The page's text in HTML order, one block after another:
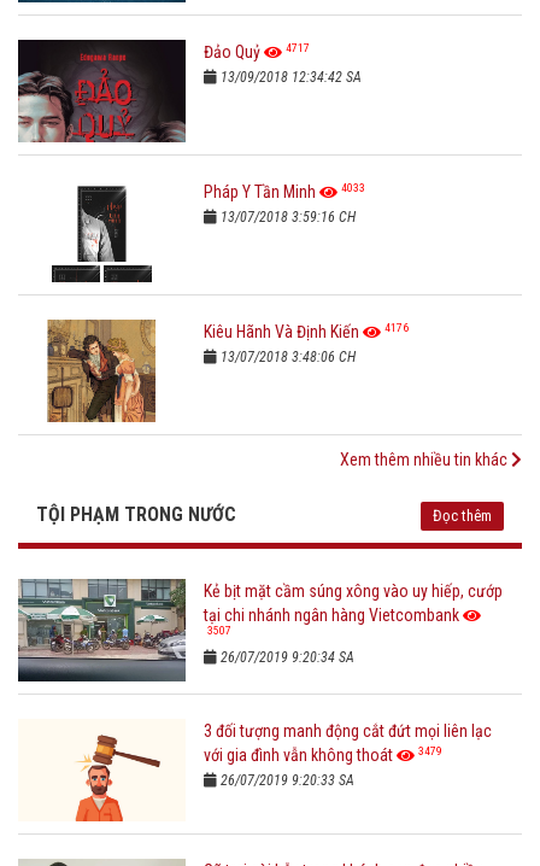
Đảo Quỷ 4717
13/09/2018 12:34:42 SA
Pháp Y Tần Minh 4033
13/07/2018 3:59:16 CH
Kiêu Hãnh Và Định Kiến 4176
13/07/2018 3:48:06 CH
Xem thêm nhiều tin khác
TỘI PHẠM TRONG NƯỚC Đọc thêm
Kẻ bịt mặt cầm súng xông vào uy hiếp, cướp
tại chi nhánh ngân hàng Vietcombank
3507
26/07/2019 9:20:34 SA
3 đối tượng manh động cắt đứt mọi liên lạc
với gia đình vẫn không thoát
3479
26/07/2019 9:20:33 SA